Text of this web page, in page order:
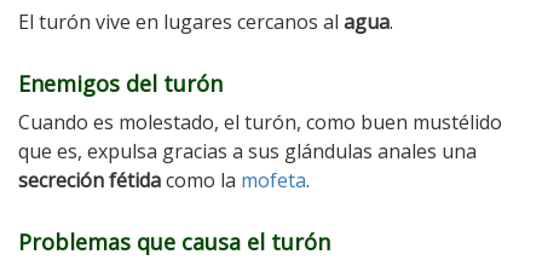
El turón vive en lugares cercanos al agua.
Enemigos del turón
Cuando es molestado, el turón, como buen mustélido
que es, expulsa gracias a sus glándulas anales una
secreción fétidacomo la mofeta.
Problemas que causa el turón